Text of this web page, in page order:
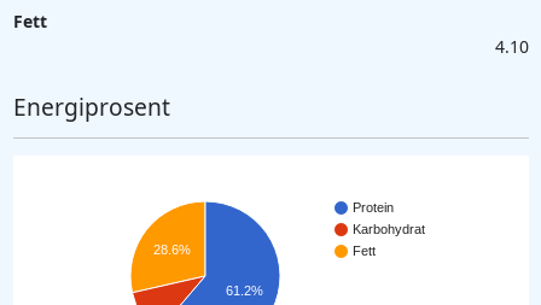
Fett
4.10
Energiprosent
Protein
Karbohydrat
Fett
28.6%
61.2%